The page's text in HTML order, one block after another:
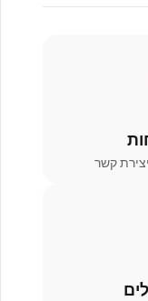
קשר